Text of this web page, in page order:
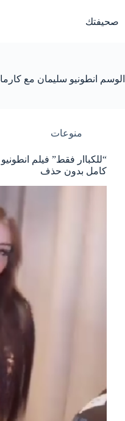
المحتوى
صحيفتك
الوسم انطونيو سليمان مع كارما
منوعات
كامل بدون حذف